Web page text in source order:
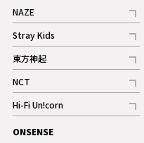
NAZE
記事
Stray Kids
記事
東方神起
記事
NCT
記事
Hi-Fi Un!corn
記事
ギャラリー
ONSENSE